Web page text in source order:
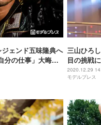
ジェンド五味隆典へ
分の仕事」大晦日
モデルプレスイン
三山ひろ
目の挑戦
めたい」
2020.12.29
モデルプレス